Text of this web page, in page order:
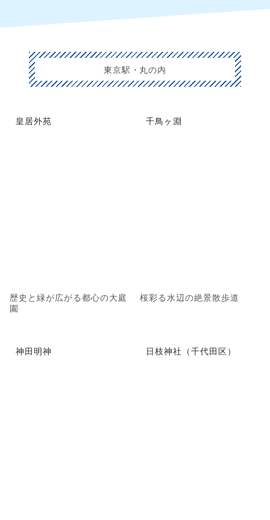
東京駅・丸の内
皇居外苑
歴史と緑が広がる都心の大庭
園
千鳥ヶ淵
桜彩る水辺の絶景散歩道
神田明神 日枝神社（千代田区）